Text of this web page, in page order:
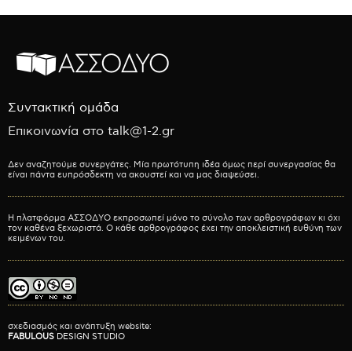
Συντακτική ομάδα
Επικοινωνία στο talk@1-2.gr
Δεν αναζητούμε συνεργάτες. Μία πρωτότυπη ιδέα όμως περί συνεργασίας θα
είναι πάντα ευπρόσδεκτη να ακουστεί και να μας διαψεύσει.
Η πλατφόρμα ΑΣΣΟΔΥΟ εκπροσωπεί μόνο το σύνολο των αρθρογράφων κι όχι
τον καθένα ξεχωριστά. Ο κάθε αρθρογράφος έχει την αποκλειστική ευθύνη των
κειμένων του.
σχεδιασμός και ανάπτυξη website:
FABULOUS DESIGN STUDIO